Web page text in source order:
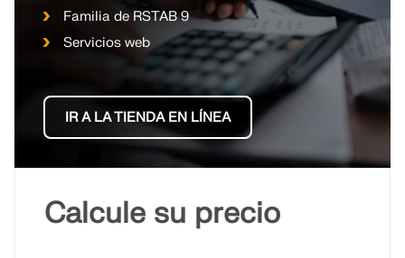
Familia de RSTAB 9
Servicios web
IR A LA TIENDA EN LÍNEA
Calcule su precio